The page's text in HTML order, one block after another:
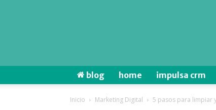
blog home impulsa crm
Inicio Marketing Digital 5 pasos para limpiar